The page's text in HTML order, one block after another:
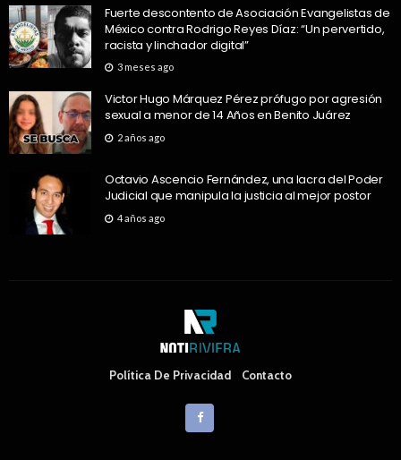
Fuerte descontento de Asociación Evangelistas de
México contra Rodrigo Reyes Díaz: “Un pervertido,
racista y linchador digital”
3 meses ago
Victor Hugo Márquez Pérez prófugo por agresión
sexual a menor de 14 Años en Benito Juárez
2 años ago
Octavio Ascencio Fernández, una lacra del Poder
Judicial que manipula la justicia al mejor postor
4 años ago
Política De Privacidad Contacto